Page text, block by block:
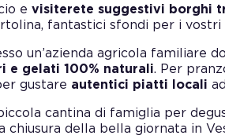
e visiterete suggestivi borghi
fantastici sfondi per i vostri
un’azienda agricola familiare
e gelati 100% naturali. Per
gustare autentici piatti locali
cantina di famiglia per
chiusura della bella giornata in